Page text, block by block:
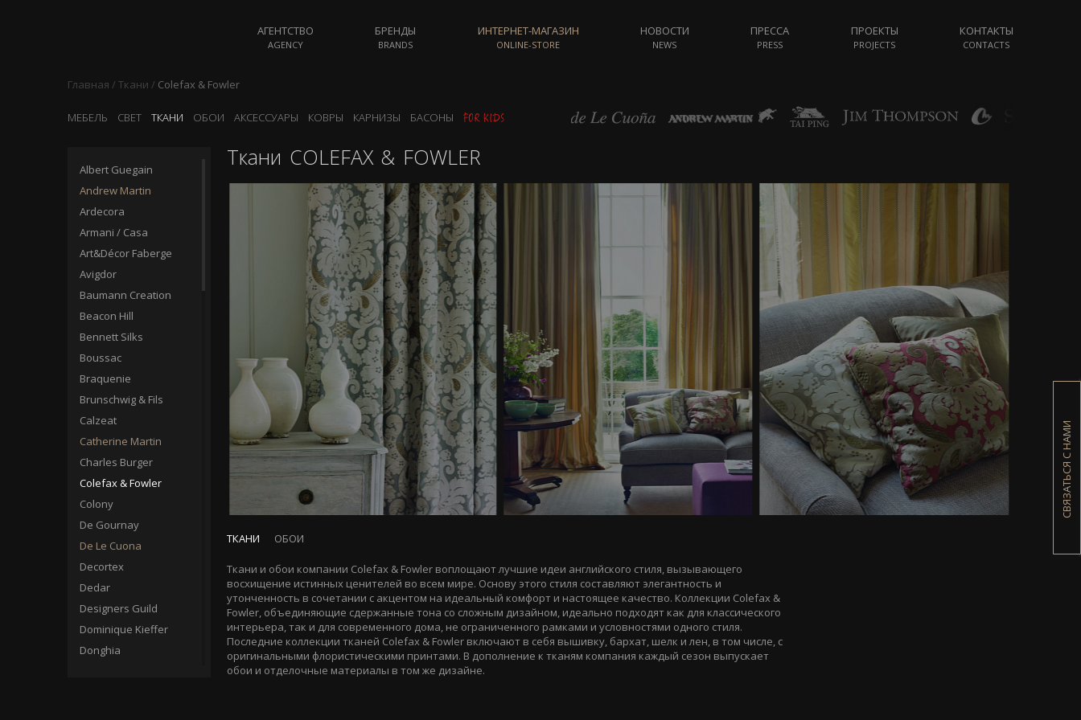
СВЯЗАТЬСЯ С НАМИ
АГЕНТСТВО
AGENCY
БРЕНДЫ
BRANDS
ИНТЕРНЕТ-МАГАЗИН
ONLINE-STORE
НОВОСТИ
NEWS
ПРЕССА
PRESS
ПРОЕКТЫ
PROJECTS
КОНТАКТЫ
CONTACTS
Главная / Ткани / Colefax & Fowler
МЕБЕЛЬ СВЕТ ТКАНИ ОБОИ АКСЕССУАРЫ КОВРЫ КАРНИЗЫ БАСОНЫ
Albert Guegain
Andrew Martin
Ardecora
Armani / Casa
Art&Décor Faberge
Avigdor
Baumann Creation
Beacon Hill
Bennett Silks
Boussac
Braquenie
Brunschwig & Fils
Calzeat
Catherine Martin
Charles Burger
Colefax & Fowler
Colony
De Gournay
De Le Cuona
Decortex
Dedar
Designers Guild
Dominique Kieffer
Donghia
Ткани COLEFAX & FOWLER
ТКАНИ ОБОИ
Ткани и обои компании Colefax & Fowler воплощают лучшие идеи английского стиля, вызывающего
восхищение истинных ценителей во всем мире. Основу этого стиля составляют элегантность и
утонченность в сочетании с акцентом на идеальный комфорт и настоящее качество. Коллекции Colefax &
Fowler, объединяющие сдержанные тона со сложным дизайном, идеально подходят как для классического
интерьера, так и для современного дома, не ограниченного рамками и условностями одного стиля.
Последние коллекции тканей Colefax & Fowler включают в себя вышивку, бархат, шелк и лен, в том числе, с
оригинальными флористическими принтами. В дополнение к тканям компания каждый сезон выпускает
обои и отделочные материалы в том же дизайне.